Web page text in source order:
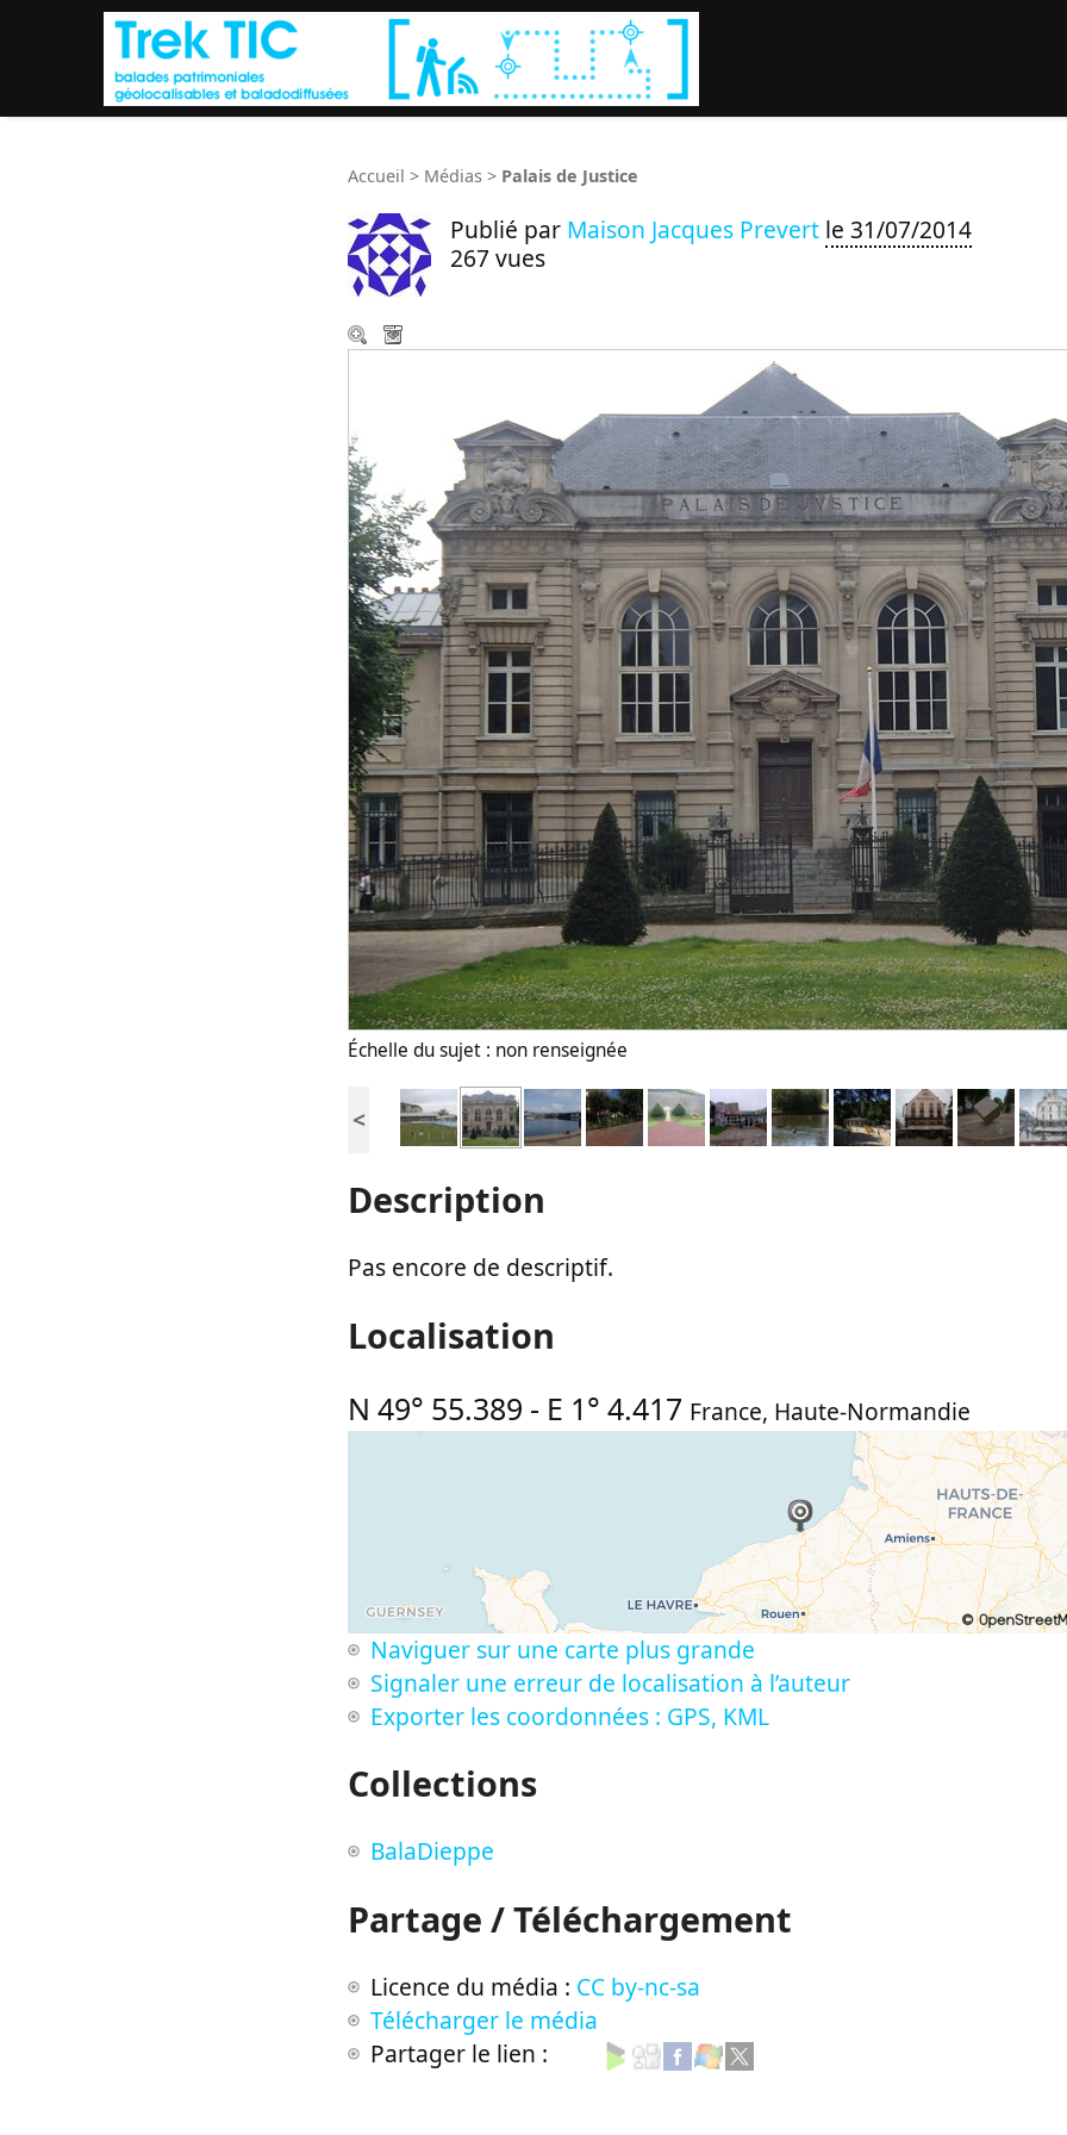
Accueil > Médias > Palais de Justice
Publié par Maison Jacques Prevert le 31/07/2014
267 vues
Échelle du sujet : non renseignée
<
Description
Pas encore de descriptif.
Localisation
N 49° 55.389 - E 1° 4.417 France, Haute-Normandie
Naviguer sur une carte plus grande
Signaler une erreur de localisation à l’auteur
Exporter les coordonnées : GPS, KML
Collections
BalaDieppe
Partage / Téléchargement
Licence du média : CC by-nc-sa
Télécharger le média
Partager le lien :